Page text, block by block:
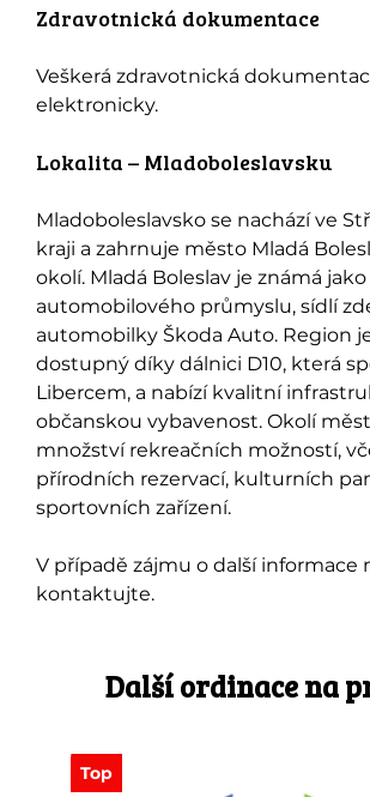
Zdravotnická dokumentace
Veškerá zdravotnická
elektronicky.
Lokalita – Mladoboleslavsku
Mladoboleslavsko se nachází ve
kraji a zahrnuje město Mladá
okolí. Mladá Boleslav je známá
automobilového průmyslu, sídlí
automobilky Škoda Auto. Region
dostupný díky dálnici D10, která
Libercem, a nabízí kvalitní
občanskou vybavenost. Okolí
množství rekreačních možností,
přírodních rezervací, kulturních
sportovních zařízení.
V případě zájmu o další informace
kontaktujte.
Další ordinace na
Top